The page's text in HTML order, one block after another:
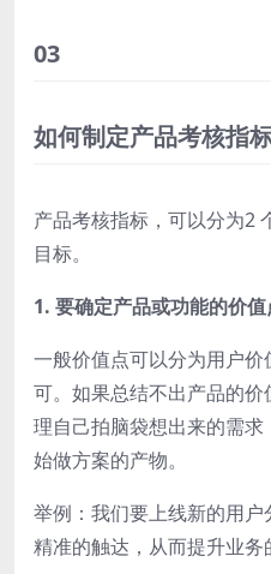
03
如何制定产品考核指
产品考核指标，可以分为2
目标。
1. 要确定产品或功能的价值
一般价值点可以分为用户
可。如果总结不出产品的
理自己拍脑袋想出来的需
始做方案的产物。
举例：我们要上线新的用
精准的触达，从而提升业务